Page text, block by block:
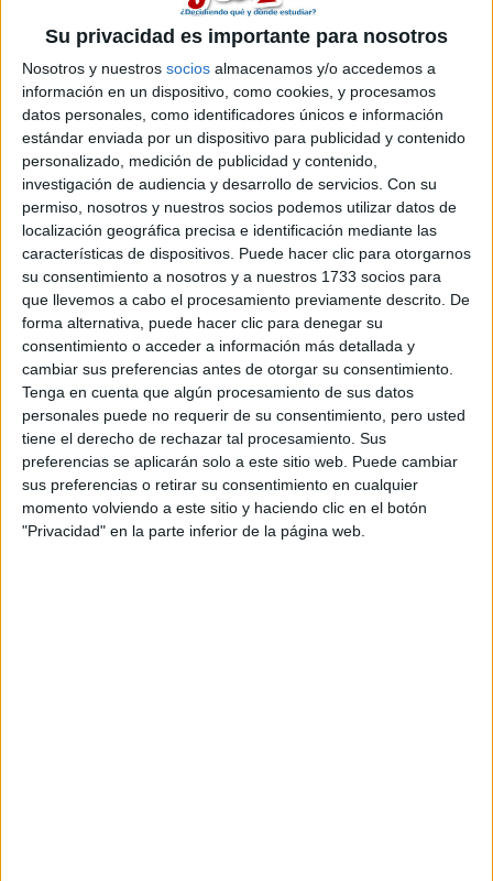
Su privacidad es importante para nosotros
Nosotros y nuestros socios almacenamos y/o accedemos a
información en un dispositivo, como cookies, y procesamos
datos personales, como identificadores únicos e información
estándar enviada por un dispositivo para publicidad y contenido
personalizado, medición de publicidad y contenido,
investigación de audiencia y desarrollo de servicios. Con su
permiso, nosotros y nuestros socios podemos utilizar datos de
localización geográfica precisa e identificación mediante las
características de dispositivos. Puede hacer clic para otorgarnos
su consentimiento a nosotros y a nuestros 1733 socios para
que llevemos a cabo el procesamiento previamente descrito. De
forma alternativa, puede hacer clic para denegar su
consentimiento o acceder a información más detallada y
cambiar sus preferencias antes de otorgar su consentimiento.
Tenga en cuenta que algún procesamiento de sus datos
personales puede no requerir de su consentimiento, pero usted
tiene el derecho de rechazar tal procesamiento. Sus
preferencias se aplicarán solo a este sitio web. Puede cambiar
sus preferencias o retirar su consentimiento en cualquier
momento volviendo a este sitio y haciendo clic en el botón
"Privacidad" en la parte inferior de la página web.
Centro de Enseñanza Superior Alberta Giménez
Doble Grado en Periodismo + Comunicación Audiovisual
Universidad Europea del Atlántico
Grado en Comunicación Audiovisual
Universidad de Deusto
Doble Grado en Derecho + Filosofía, Política y Economía
Universidad Francisco de Vitoria
Grado en Comunicación Audiovisual
Universidad Fernando Pessoa Canarias
Grado en Comunicación Audiovisual
Universidad Fernando Pessoa Canarias
Doble Grado en Comunicación Audiovisual + Periodismo
Universidad CEU San Pablo
Doble Grado en Humanidades + Comunicación Digital
Universidad de Deusto
Doble Grado en Comunicación + Tecnologías para la
Universidad Pontificia de Salamanca
Doble Grado en Periodismo + Comunicación Audiovisual
Universidad Nebrija
Doble Grado en Comunicación Audiovisual + Diseño Digital y